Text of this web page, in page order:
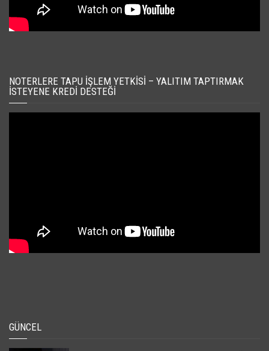
NOTERLERE TAPU İŞLEM YETKISI – YALITIM TAPTIRMAK
İSTEYENE KREDI DESTEĞI
GÜNCEL